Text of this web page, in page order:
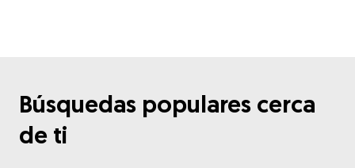
Búsquedas populares cerca
de ti